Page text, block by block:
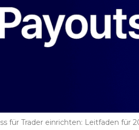
für Trader einrichten: Leitfaden für